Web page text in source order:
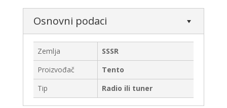
Osnovni podaci
Zemlja
SSSR
Proizvođač
Tento
Tip
Radio ili tuner